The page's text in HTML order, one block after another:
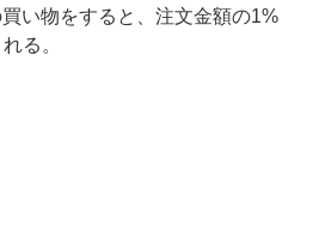
い物をすると、注文金額の1%
る。